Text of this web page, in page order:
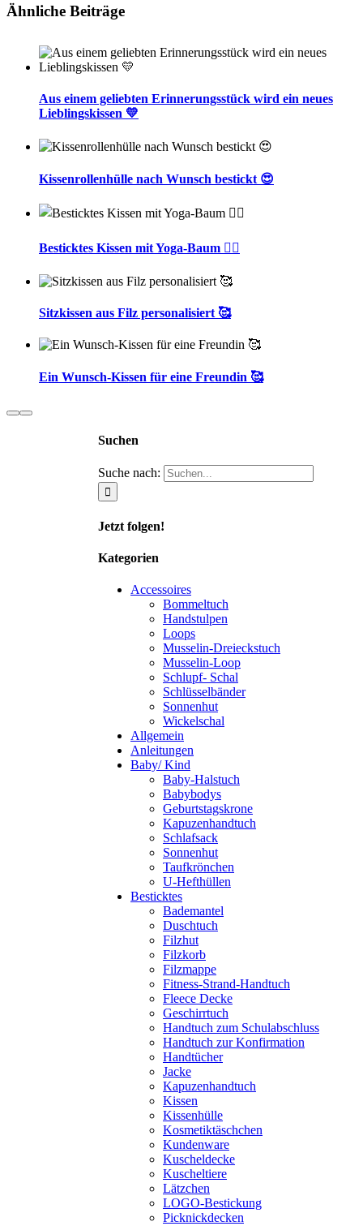
Ähnliche Beiträge
Aus einem geliebten Erinnerungsstück wird ein neues
Lieblingskissen 💛
Kissenrollenhülle nach Wunsch bestickt 😍
Besticktes Kissen mit Yoga-Baum 🧘‍♀️
Sitzkissen aus Filz personalisiert 🥰
Ein Wunsch-Kissen für eine Freundin 🥰
Suchen
Suche nach:
Jetzt folgen!
Kategorien
Accessoires
Bommeltuch
Handstulpen
Loops
Musselin-Dreieckstuch
Musselin-Loop
Schlupf- Schal
Schlüsselbänder
Sonnenhut
Wickelschal
Allgemein
Anleitungen
Baby/ Kind
Baby-Halstuch
Babybodys
Geburtstagskrone
Kapuzenhandtuch
Schlafsack
Sonnenhut
Taufkrönchen
U-Hefthüllen
Besticktes
Bademantel
Duschtuch
Filzhut
Filzkorb
Filzmappe
Fitness-Strand-Handtuch
Fleece Decke
Geschirrtuch
Handtuch zum Schulabschluss
Handtuch zur Konfirmation
Handtücher
Jacke
Kapuzenhandtuch
Kissen
Kissenhülle
Kosmetiktäschchen
Kundenware
Kuscheldecke
Kuscheltiere
Lätzchen
LOGO-Bestickung
Picknickdecken